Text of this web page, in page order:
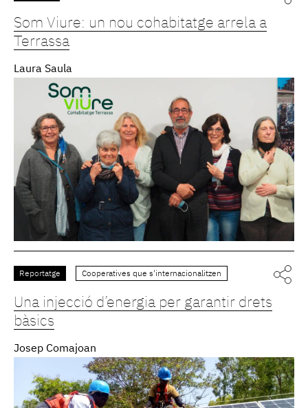
Som Viure: un nou cohabitatge arrela a
Terrassa
Laura Saula
Reportatge Cooperatives que s'internacionalitzen
Una injecció d’energia per garantir drets
bàsics
Josep Comajoan